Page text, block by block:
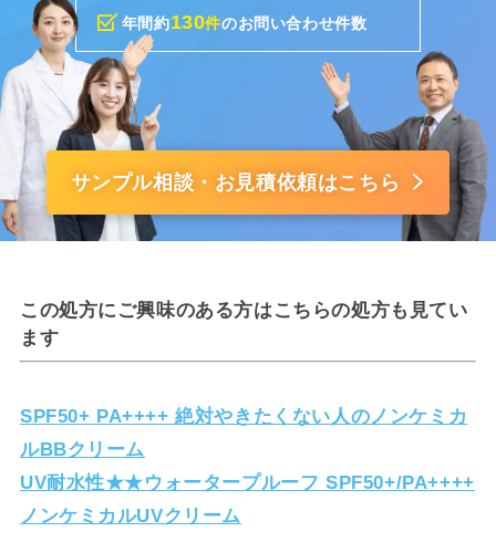
年間約130件のお問い合わせ件数
サンプル相談・お見積依頼はこちら
この処方にご興味のある方はこちらの処方も見てい
ます
SPF50+ PA++++ 絶対やきたくない人のノンケミカ
ルBBクリーム
UV耐水性★★ウォータープルーフ SPF50+/PA++++
ノンケミカルUVクリーム